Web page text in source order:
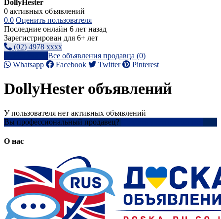
DollyHester
0 активных объявлений
0.0 Оценить пользователя
Последние онлайн 6 лет назад
Зарегистрирован для 6+ лет
(02) 4978 xxxx
Все объявления продавца (0)
Whatsapp
Facebook Twitter Pinterest
DollyHester объявлений
У пользователя нет активных объявлений
Вы профессиональный продавец?
О нас